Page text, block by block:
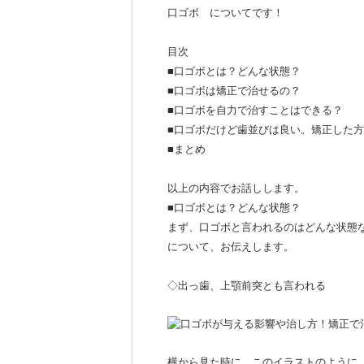
口ゴボ についてです！
目次
■口ゴボとは？どんな状態？
■口ゴボは矯正で治せるの？
■口ゴボを自力で治すことはできる？
■口ゴボだけど歯並びは良い。矯正した
■まとめ
以上の内容でお話しします。
■口ゴボとは？どんな状態？
まず、口ゴボと言われるのはどんな状態
について、お伝えします。
◇出っ歯、上顎前突とも言われる